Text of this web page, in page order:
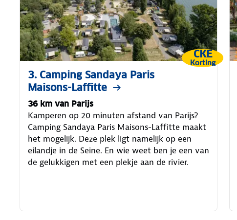
CKE
Korting
3. Camping Sandaya Paris
Maisons-Laffitte
36 km van Parijs
Kamperen op 20 minuten afstand van Parijs?
Camping Sandaya Paris Maisons-Laffitte maakt
het mogelijk. Deze plek ligt namelijk op een
eilandje in de Seine. En wie weet ben je een van
de gelukkigen met een plekje aan de rivier.